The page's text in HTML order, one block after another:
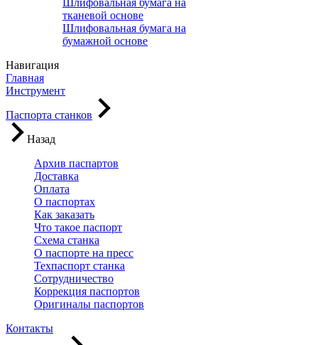
Шлифовальная бумага на
тканевой основе
Шлифовальная бумага на
бумажной основе
Навигация
Главная
Инструмент
Паспорта станков
Назад
Архив паспартов
Доставка
Оплата
О паспортах
Как заказать
Что такое паспорт
Схема станка
О паспорте на пресс
Техпаспорт станка
Сотрудничество
Коррекция паспортов
Оригиналы паспортов
Контакты